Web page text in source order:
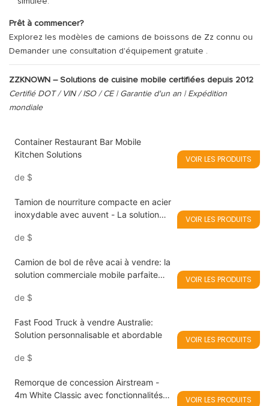
Prêt à commencer?
Explorez les modèles de camions de boissons de Zz connu ou
Demander une consultation d'équipement gratuite .
ZZKNOWN – Solutions de cuisine mobile certifiées depuis 2012
Certifié DOT / VIN / ISO / CE | Garantie d'un an | Expédition
mondiale
Container Restaurant Bar Mobile
Kitchen Solutions
de $
VOIR LES PRODUITS
Tamion de nourriture compacte en acier
inoxydable avec auvent - La solution
d'alimentation estivale
de $
VOIR LES PRODUITS
Camion de bol de rêve acai à vendre: la
solution commerciale mobile parfaite
milkshakes et les glaces
de $
VOIR LES PRODUITS
Fast Food Truck à vendre Australie:
Solution personnalisable et abordable
de $
VOIR LES PRODUITS
Remorque de concession Airstream -
4m White Classic avec fonctionnalités
VOIR LES PRODUITS